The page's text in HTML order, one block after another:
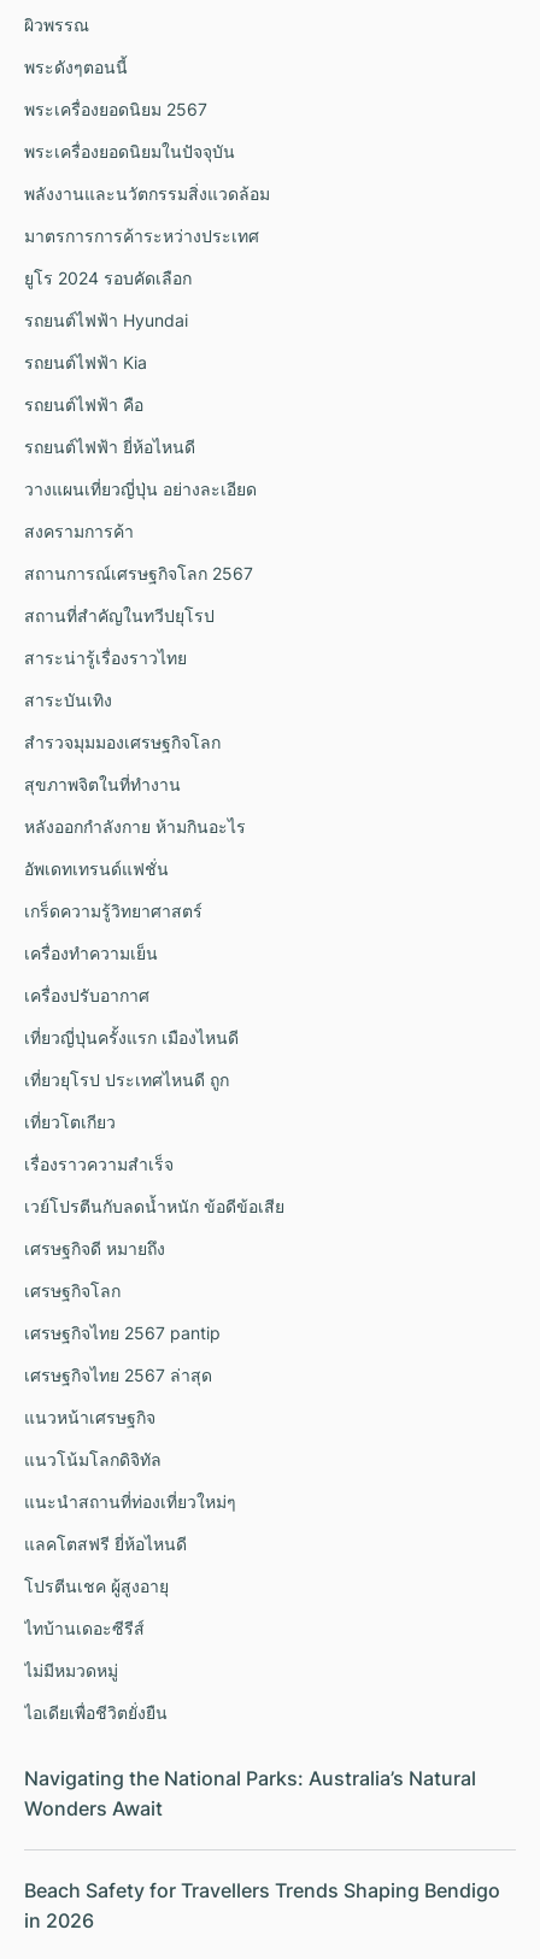
ผิวพรรณ
พระดังๆตอนนี้
พระเครื่องยอดนิยม 2567
พระเครื่องยอดนิยมในปัจจุบัน
พลังงานและนวัตกรรมสิ่งแวดล้อม
มาตรการการค้าระหว่างประเทศ
ยูโร 2024 รอบคัดเลือก
รถยนต์ไฟฟ้า Hyundai
รถยนต์ไฟฟ้า Kia
รถยนต์ไฟฟ้า คือ
รถยนต์ไฟฟ้า ยี่ห้อไหนดี
วางแผนเที่ยวญี่ปุ่น อย่างละเอียด
สงครามการค้า
สถานการณ์เศรษฐกิจโลก 2567
สถานที่สำคัญในทวีปยุโรป
สาระน่ารู้เรื่องราวไทย
สาระบันเทิง
สำรวจมุมมองเศรษฐกิจโลก
สุขภาพจิตในที่ทำงาน
หลังออกกําลังกาย ห้ามกินอะไร
อัพเดทเทรนด์แฟชั่น
เกร็ดความรู้วิทยาศาสตร์
เครื่องทำความเย็น
เครื่องปรับอากาศ
เที่ยวญี่ปุ่นครั้งแรก เมืองไหนดี
เที่ยวยุโรป ประเทศไหนดี ถูก
เที่ยวโตเกียว
เรื่องราวความสำเร็จ
เวย์โปรตีนกับลดน้ำหนัก ข้อดีข้อเสีย
เศรษฐกิจดี หมายถึง
เศรษฐกิจโลก
เศรษฐกิจไทย 2567 pantip
เศรษฐกิจไทย 2567 ล่าสุด
แนวหน้าเศรษฐกิจ
แนวโน้มโลกดิจิทัล
แนะนำสถานที่ท่องเที่ยวใหม่ๆ
แลคโตสฟรี ยี่ห้อไหนดี
โปรตีนเชค ผู้สูงอายุ
ไทบ้านเดอะซีรีส์
ไม่มีหมวดหมู่
ไอเดียเพื่อชีวิตยั่งยืน
Navigating the National Parks: Australia’s Natural
Wonders Await
Beach Safety for Travellers Trends Shaping Bendigo
in 2026